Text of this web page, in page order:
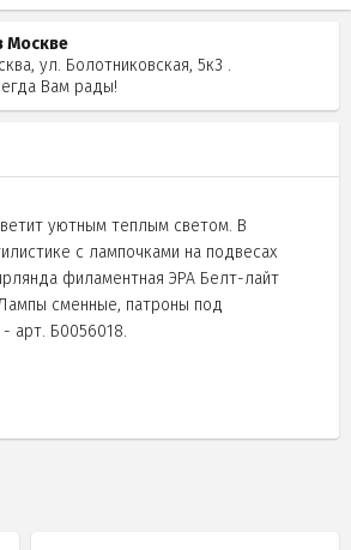
Москве
ул. Болотниковская, 5к3 .
Вам рады!
уютным теплым светом. В
с лампочками на подвесах
филаментная ЭРА Белт-лайт
сменные, патроны под
арт. Б0056018.